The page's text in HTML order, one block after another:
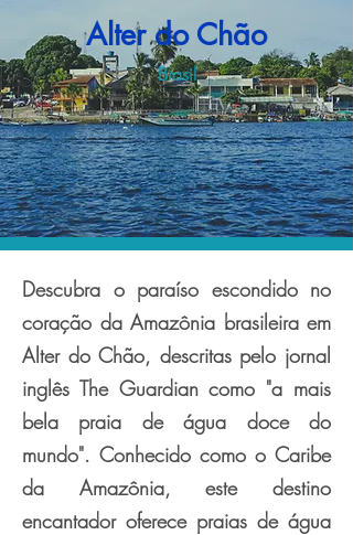
Alter do Chão
Brasil
Descubra o paraíso escondido no
coração da Amazônia brasileira em
Alter do Chão, descritas pelo jornal
inglês The Guardian como "a mais
bela praia de água doce do
mundo". Conhecido como o Caribe
da Amazônia, este destino
encantador oferece praias de água